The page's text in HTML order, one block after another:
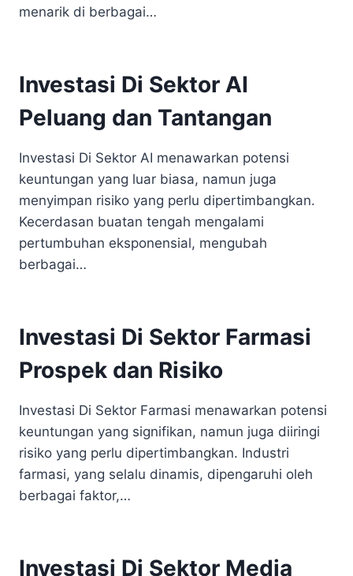
menarik di berbagai…
Investasi Di Sektor AI
Peluang dan Tantangan
Investasi Di Sektor AI menawarkan potensi
keuntungan yang luar biasa, namun juga
menyimpan risiko yang perlu dipertimbangkan.
Kecerdasan buatan tengah mengalami
pertumbuhan eksponensial, mengubah
berbagai…
Investasi Di Sektor Farmasi
Prospek dan Risiko
Investasi Di Sektor Farmasi menawarkan potensi
keuntungan yang signifikan, namun juga diiringi
risiko yang perlu dipertimbangkan. Industri
farmasi, yang selalu dinamis, dipengaruhi oleh
berbagai faktor,…
Investasi Di Sektor Media